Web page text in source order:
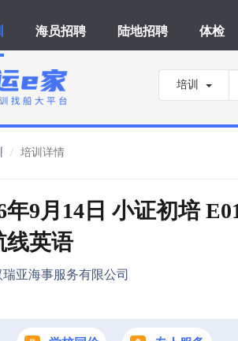
海员招聘 陆地招聘 体检
培训
培训详情
年9月14日 小证初培
线英语
瑞亚海事服务有限公司